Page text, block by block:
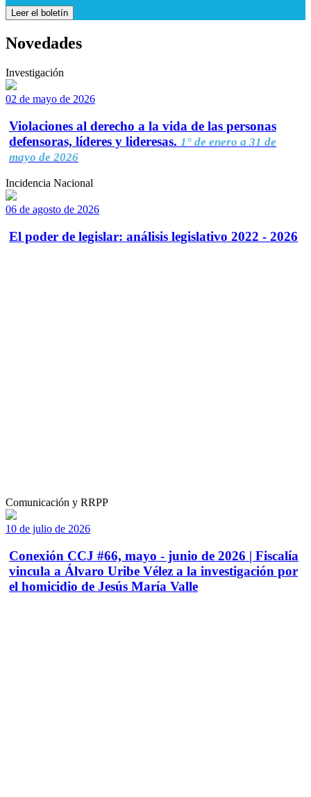
Leer el boletín
Novedades
Investigación
02 de mayo de 2026
Violaciones al derecho a la vida de las personas
defensoras, líderes y lideresas. 1° de enero a 31 de
mayo de 2026
Incidencia Nacional
06 de agosto de 2026
El poder de legislar: análisis legislativo 2022 - 2026
Comunicación y RRPP
10 de julio de 2026
Conexión CCJ #66, mayo - junio de 2026 | Fiscalía
vincula a Álvaro Uribe Vélez a la investigación por
el homicidio de Jesús María Valle